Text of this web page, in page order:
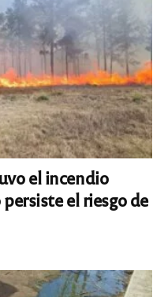
el incendio
el riesgo de